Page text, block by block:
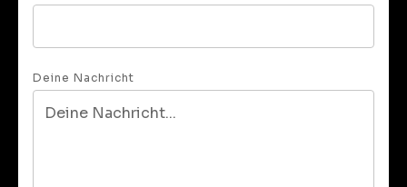
Deine Nachricht